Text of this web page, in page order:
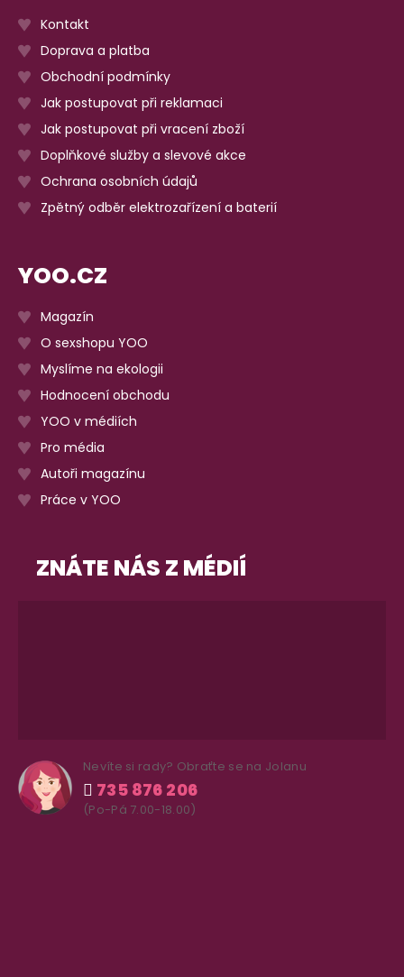
Kontakt
Doprava a platba
Obchodní podmínky
Jak postupovat při reklamaci
Jak postupovat při vracení zboží
Doplňkové služby a slevové akce
Ochrana osobních údajů
Zpětný odběr elektrozařízení a baterií
YOO.CZ
Magazín
O sexshopu YOO
Myslíme na ekologii
Hodnocení obchodu
YOO v médiích
Pro média
Autoři magazínu
Práce v YOO
ZNÁTE NÁS Z MÉDIÍ
Nevíte si rady? Obraťte se na Jolanu
735 876 206
(Po-Pá 7.00-18.00)